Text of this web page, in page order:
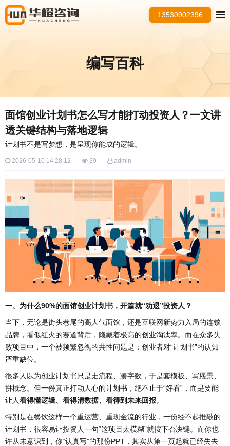
13530902396
编写百科
面馆创业计划书怎么写才能打动投资人？一文讲
透关键结构与落地逻辑
计划书不是写梦想，是呈现你能成的逻辑。
2026-05-10 14:28:12 39 admin
一、为什么90%的面馆创业计划书，开篇就“劝退”投资人？
当下，无论是街头巷尾的高人气面馆，还是互联网新势力入局的连锁
品牌，看似红火的赛道背后，隐藏着极高的创业淘汰率。而在众多失
败项目中，一个被频繁忽视的共性问题是：创业者对“计划书”的认知
严重缺位。
很多人以为创业计划书只是走流程、凑字数，于是套模板、写愿景、
拼概念。但一份真正打动人心的计划书，绝不止于“好看”，而是要能
让人看得懂逻辑、看得清数据、看得到未来回报。
特别是在餐饮这样一个重运营、重现金流的行业，一份经不起推敲的
计划书，很容易让投资人一句“这项目太模糊”就按下否决键。而你也
许从未意识到，你“认真写”的那份PPT，其实从第一页起就已经失去